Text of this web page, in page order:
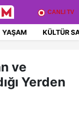
CANLI TV
YAŞAM KÜLTÜR
ve
Yerden